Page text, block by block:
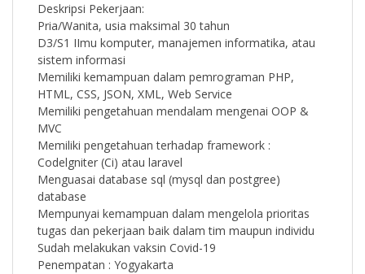
Deskripsi Pekerjaan:
Pria/Wanita, usia maksimal 30 tahun
D3/S1 IImu komputer, manajemen informatika, atau
sistem informasi
Memiliki kemampuan dalam pemrograman PHP,
HTML, CSS, JSON, XML, Web Service
Memiliki pengetahuan mendalam mengenai OOP &
MVC
Memiliki pengetahuan terhadap framework :
Codelgniter (Ci) atau laravel
Menguasai database sql (mysql dan postgree)
database
Mempunyai kemampuan dalam mengelola prioritas
tugas dan pekerjaan baik dalam tim maupun individu
Sudah melakukan vaksin Covid-19
Penempatan : Yogyakarta